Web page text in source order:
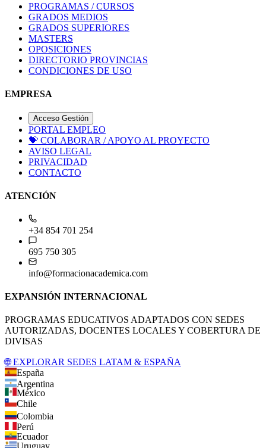
PROGRAMAS / CURSOS
GRADOS MEDIOS
GRADOS SUPERIORES
MASTERS
OPOSICIONES
DIRECTORIO PROVINCIAS
CONDICIONES DE USO
EMPRESA
Acceso Gestión
PORTAL EMPLEO
💝 COLABORAR / APOYO AL PROYECTO
AVISO LEGAL
PRIVACIDAD
CONTACTO
ATENCIÓN
+34 854 701 254
695 750 305
info@formacionacademica.com
EXPANSIÓN INTERNACIONAL
PROGRAMAS EDUCATIVOS ADAPTADOS CON SEDES
AUTORIZADAS, DOCENTES LOCALES Y COBERTURA DE
DIVISAS
🌐 EXPLORAR SEDES LATAM & ESPAÑA
España
Argentina
México
Chile
Colombia
Perú
Ecuador